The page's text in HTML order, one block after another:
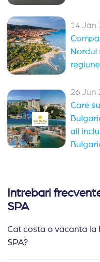
14 Jan
Nordul
26 Jun
Care
all
Intrebari
SPA
Cat costa o vacanta la
SPA?